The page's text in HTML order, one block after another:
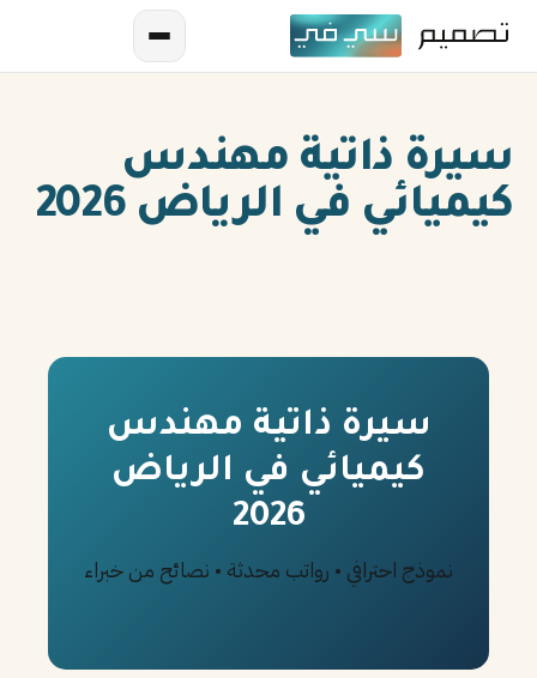
ES
IN
PT
TR
سيرة ذاتية مهندس
كيميائي في الرياض 2026
سيرة ذاتية مهندس
كيميائي في الرياض
2026
نموذج احترافي • رواتب محدثة • نصائح من خبراء